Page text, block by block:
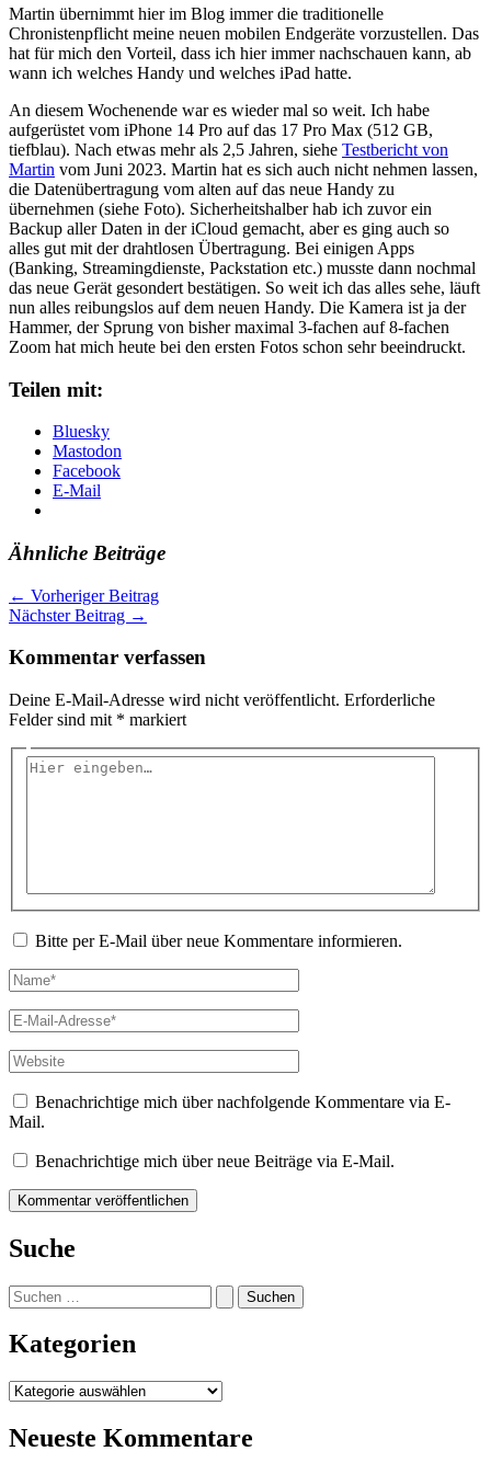
Martin übernimmt hier im Blog immer die traditionelle
Chronistenpflicht meine neuen mobilen Endgeräte vorzustellen. Das
hat für mich den Vorteil, dass ich hier immer nachschauen kann, ab
wann ich welches Handy und welches iPad hatte.
An diesem Wochenende war es wieder mal so weit. Ich habe
aufgerüstet vom iPhone 14 Pro auf das 17 Pro Max (512 GB,
tiefblau). Nach etwas mehr als 2,5 Jahren, siehe Testbericht von
Martin vom Juni 2023. Martin hat es sich auch nicht nehmen lassen,
die Datenübertragung vom alten auf das neue Handy zu
übernehmen (siehe Foto). Sicherheitshalber hab ich zuvor ein
Backup aller Daten in der iCloud gemacht, aber es ging auch so
alles gut mit der drahtlosen Übertragung. Bei einigen Apps
(Banking, Streamingdienste, Packstation etc.) musste dann nochmal
das neue Gerät gesondert bestätigen. So weit ich das alles sehe, läuft
nun alles reibungslos auf dem neuen Handy. Die Kamera ist ja der
Hammer, der Sprung von bisher maximal 3-fachen auf 8-fachen
Zoom hat mich heute bei den ersten Fotos schon sehr beeindruckt.
Teilen mit:
Bluesky
Mastodon
Facebook
E-Mail
Ähnliche Beiträge
← Vorheriger Beitrag
Nächster Beitrag →
Kommentar verfassen
Deine E-Mail-Adresse wird nicht veröffentlicht. Erforderliche
Felder sind mit * markiert
Hier
Bitte per E-Mail über neue Kommentare informieren.
Name*
E-
Mail-
Adresse*
Website
Benachrichtige mich über nachfolgende Kommentare via E-
Mail.
Benachrichtige mich über neue Beiträge via E-Mail.
Suche
Suchen
nach:
Kategorien
Kategorien
Neueste Kommentare